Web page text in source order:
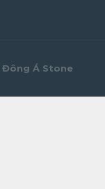
Đông Á Stone